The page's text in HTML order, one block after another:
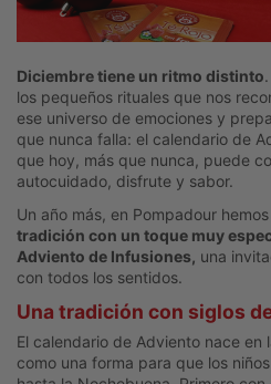
Diciembre tiene un ritmo distinto
los pequeños rituales que nos
ese universo de emociones y
que nunca falla: el calendario de
que hoy, más que nunca, puede
autocuidado, disfrute y sabor.
Un año más, en Pompadour
tradición con un toque muy
Adviento de Infusiones, una
con todos los sentidos.
Una tradición con siglos
El calendario de Adviento nace en
como una forma para que los